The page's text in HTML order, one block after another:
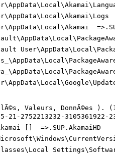
Valeurs, DonnÃ©es ).
5-21-2752213232-
[]  =>.SUP.AkamaiHD